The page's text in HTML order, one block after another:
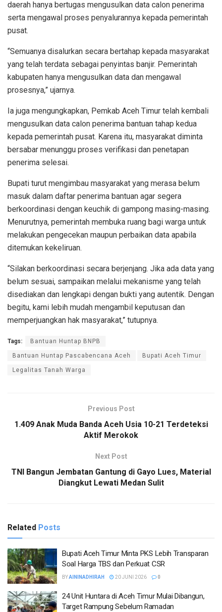
daerah hanya bertugas mengusulkan data calon penerima
serta mengawal proses penyalurannya kepada pemerintah
pusat.
“Semuanya disalurkan secara bertahap kepada masyarakat
yang telah terdata sebagai penyintas banjir. Pemerintah
kabupaten hanya mengusulkan data dan mengawal
prosesnya,” ujarnya.
Ia juga mengungkapkan, Pemkab Aceh Timur telah kembali
mengusulkan data calon penerima bantuan tahap kedua
kepada pemerintah pusat. Karena itu, masyarakat diminta
bersabar menunggu proses verifikasi dan penetapan
penerima selesai.
Bupati turut mengimbau masyarakat yang merasa belum
masuk dalam daftar penerima bantuan agar segera
berkoordinasi dengan keuchik di gampong masing-masing.
Menurutnya, pemerintah membuka ruang bagi warga untuk
melakukan pengecekan maupun perbaikan data apabila
ditemukan kekeliruan.
“Silakan berkoordinasi secara berjenjang. Jika ada data yang
belum sesuai, sampaikan melalui mekanisme yang telah
disediakan dan lengkapi dengan bukti yang autentik. Dengan
begitu, kami lebih mudah mengambil keputusan dan
memperjuangkan hak masyarakat,” tutupnya.
Tags: Bantuan Huntap BNPB
Bantuan Huntap Pascabencana Aceh Bupati Aceh Timur
Legalitas Tanah Warga
Previous Post
1.409 Anak Muda Banda Aceh Usia 10-21 Terdeteksi
Aktif Merokok
Next Post
TNI Bangun Jembatan Gantung di Gayo Lues, Material
Diangkut Lewati Medan Sulit
Related Posts
Bupati Aceh Timur Minta PKS Lebih Transparan
Soal Harga TBS dan Perkuat CSR
BYAININADHIRAH 20 JUNI 2026 0
24 Unit Huntara di Aceh Timur Mulai Dibangun,
Target Rampung Sebelum Ramadan